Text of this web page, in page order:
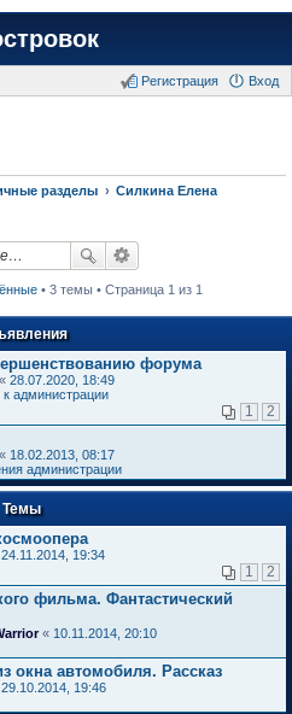
Вход
Регистрация
разделы Силкина Елена
• 3 темы • Страница 1 из 1
форума
« 28.07.2020, 18:49
администрации
1 2
« 18.02.2013, 08:17
администрации
Темы
24.11.2014, 19:34
1 2
фильма. Фантастический
« 10.11.2014, 20:10
окна автомобиля. Рассказ
29.10.2014, 19:46